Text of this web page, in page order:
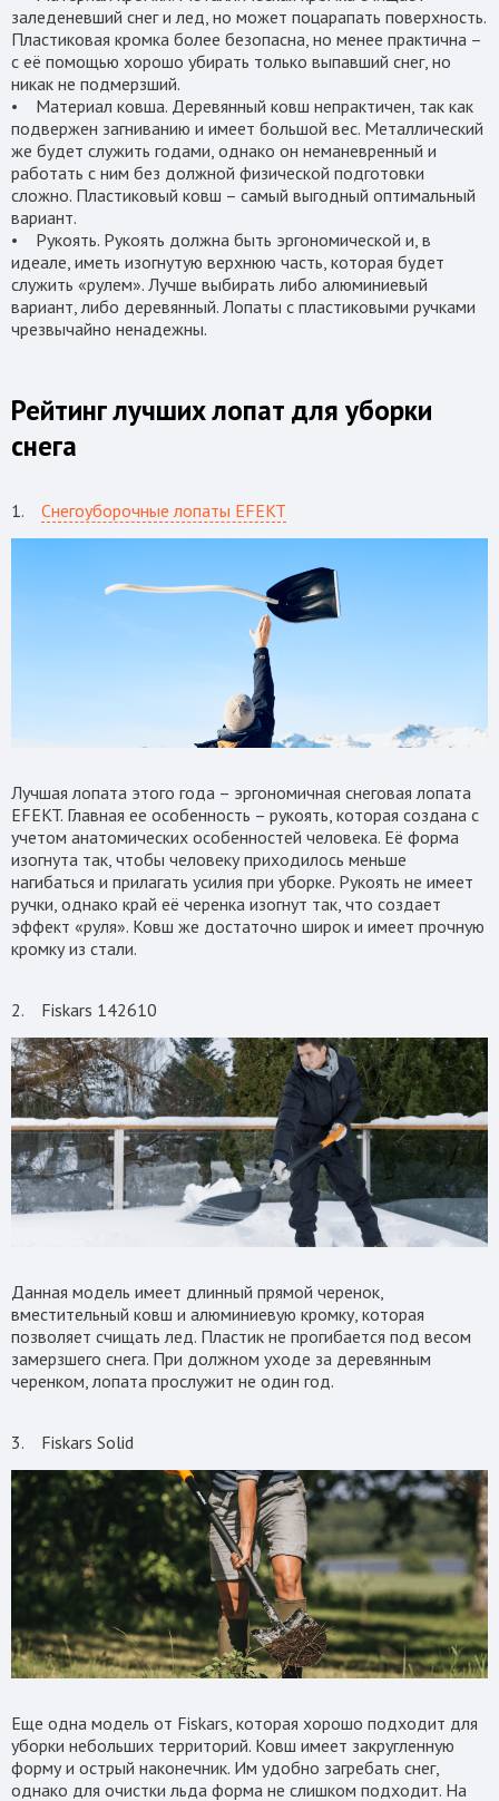
заледеневший снег и лед, но может поцарапать поверхность.
Пластиковая кромка более безопасна, но менее практична –
с её помощью хорошо убирать только выпавший снег, но
никак не подмерзший.
• Материал ковша. Деревянный ковш непрактичен, так как
подвержен загниванию и имеет большой вес. Металлический
же будет служить годами, однако он неманевренный и
работать с ним без должной физической подготовки
сложно. Пластиковый ковш – самый выгодный оптимальный
вариант.
• Рукоять. Рукоять должна быть эргономической и, в
идеале, иметь изогнутую верхнюю часть, которая будет
служить «рулем». Лучше выбирать либо алюминиевый
вариант, либо деревянный. Лопаты с пластиковыми ручками
чрезвычайно ненадежны.
Рейтинг лучших лопат для уборки
снега
1. Снегоуборочные лопаты EFEKT
Лучшая лопата этого года – эргономичная снеговая лопата
EFEKT. Главная ее особенность – рукоять, которая создана с
учетом анатомических особенностей человека. Её форма
изогнута так, чтобы человеку приходилось меньше
нагибаться и прилагать усилия при уборке. Рукоять не имеет
ручки, однако край её черенка изогнут так, что создает
эффект «руля». Ковш же достаточно широк и имеет прочную
кромку из стали.
2. Fiskars 142610
Данная модель имеет длинный прямой черенок,
вместительный ковш и алюминиевую кромку, которая
позволяет счищать лед. Пластик не прогибается под весом
замерзшего снега. При должном уходе за деревянным
черенком, лопата прослужит не один год.
3. Fiskars Solid
Еще одна модель от Fiskars, которая хорошо подходит для
уборки небольших территорий. Ковш имеет закругленную
форму и острый наконечник. Им удобно загребать снег,
однако для очистки льда форма не слишком подходит. На